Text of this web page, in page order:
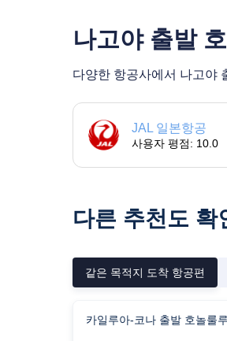
나고야 출발
다양한 항공사에서 나고야
JAL 일본항공
사용자 평점: 10.0
다른 추천도 확
같은 목적지 도착 항공편